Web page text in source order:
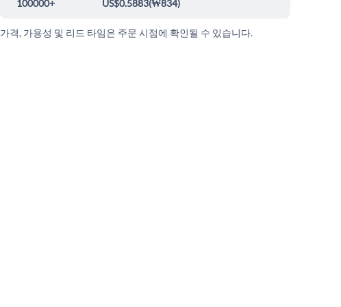
100000+ US$0.5883(₩834)
가격, 가용성 및 리드 타임은 주문 시점에 확인될 수 있습니다.